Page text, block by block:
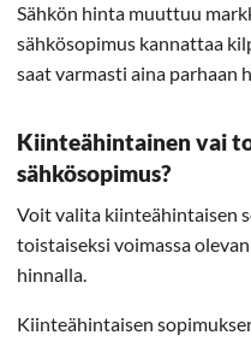
Sähkön hinta muuttuu
sähkösopimus kannattaa
saat varmasti aina parhaan
Kiinteähintainen vai
sähkösopimus?
Voit valita kiinteähintaisen
toistaiseksi voimassa
hinnalla.
Kiinteähintaisen